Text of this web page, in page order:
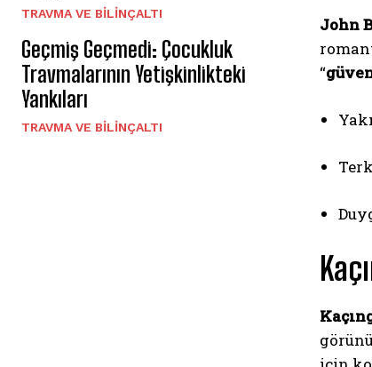
⁠TRAVMA VE BILINÇALTI
Geçmiş Geçmedi: Çocukluk
Travmalarının Yetişkinlikteki
Yankıları
⁠TRAVMA VE BILINÇALTI
John
“